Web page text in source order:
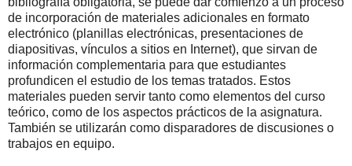
de incorporación de materiales adicionales en formato
electrónico (planillas electrónicas, presentaciones de
diapositivas, vínculos a sitios en Internet), que sirvan de
información complementaria para que estudiantes
profundicen el estudio de los temas tratados. Estos
materiales pueden servir tanto como elementos del curso
teórico, como de los aspectos prácticos de la asignatura.
También se utilizarán como disparadores de discusiones o
trabajos en equipo.